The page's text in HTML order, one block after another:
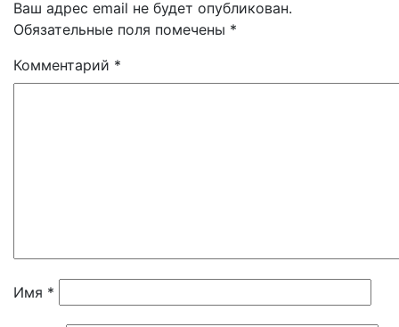
Ваш адрес email не будет опубликован.
Обязательные поля помечены *
Комментарий *
Имя *